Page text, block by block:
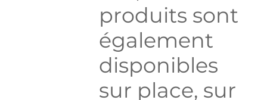
produits sont
également
disponibles
sur place, sur